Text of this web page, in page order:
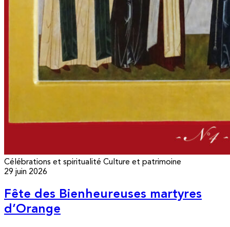
Célébrations et spiritualité Culture et patrimoine
29 juin 2026
Fête des Bienheureuses martyres
d’Orange